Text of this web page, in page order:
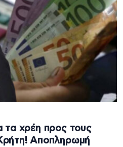
τα χρέη προς τους
Αποπληρωμή